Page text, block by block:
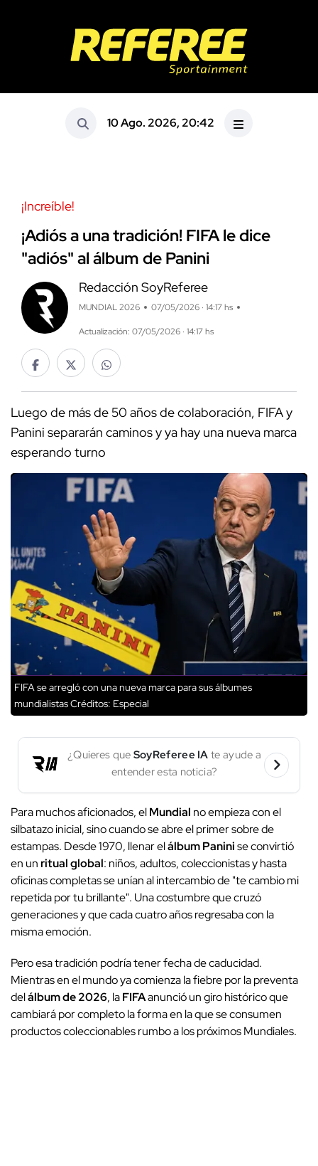
10 Ago. 2026, 20:42
¡Increíble!
¡Adiós a una tradición! FIFA le dice
"adiós" al álbum de Panini
Redacción SoyReferee
MUNDIAL 2026 07/05/2026 · 14:17 hs
Actualización: 07/05/2026 · 14:17 hs
Luego de más de 50 años de colaboración, FIFA y
Panini separarán caminos y ya hay una nueva marca
esperando turno
FIFA se arregló con una nueva marca para sus álbumes
mundialistasCréditos: Especial
¿Quieres que SoyReferee IA te ayude a
entender esta noticia?
Para muchos aficionados, elMundial no empieza con el
silbatazo inicial, sino cuando se abre el primer sobre de
estampas. Desde 1970, llenar elálbum Paninise convirtió
en unritual global: niños, adultos, coleccionistas y hasta
oficinas completas se unían al intercambio de "te cambio mi
repetida por tu brillante". Una costumbre que cruzó
generaciones y que cada cuatro años regresaba con la
misma emoción.
Pero esa tradición podría tener fecha de caducidad.
Mientras en el mundo ya comienza la fiebre por la preventa
delálbum de 2026, laFIFAanunció un giro histórico que
cambiará por completo la forma en la que se consumen
productos coleccionables rumbo a los próximos Mundiales.